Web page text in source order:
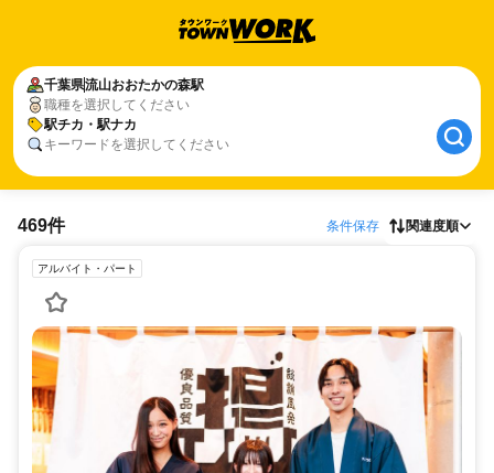
千葉県流山おおたかの森駅
職種を選択してください
駅チカ・駅ナカ
キーワードを選択してください
469件 条件保存 関連度順
アルバイト・パート